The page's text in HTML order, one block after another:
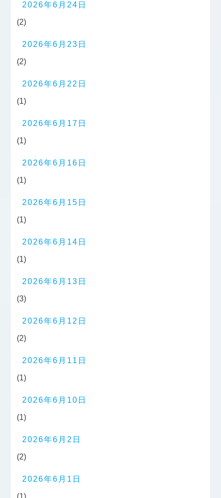
2026年6月24日
(2)
2026年6月23日
(2)
2026年6月22日
(1)
2026年6月17日
(1)
2026年6月16日
(1)
2026年6月15日
(1)
2026年6月14日
(1)
2026年6月13日
(3)
2026年6月12日
(2)
2026年6月11日
(1)
2026年6月10日
(1)
2026年6月2日
(2)
2026年6月1日
(1)